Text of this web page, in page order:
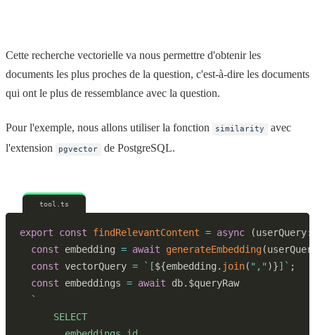
Cette recherche vectorielle va nous permettre d'obtenir les
documents les plus proches de la question, c'est-à-dire les documents
qui ont le plus de ressemblance avec la question.
Pour l'exemple, nous allons utiliser la fonction similarity
avec
l'extension
pgvector de PostgreSQL.
tool.ts
export const findRelevantContent = async (userQuery:
const embedding = await generateEmbedding(
const vectorQuery = ` [${embedding . join( "," )}] ` ;
const embeddings = await db.
`